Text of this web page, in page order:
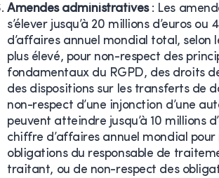
Amendes administratives: Les
s’élever jusqu’à 20 millions d’euros ou
d’affaires annuel mondial total, selon
plus élevé, pour non-respect des
fondamentaux du RGPD, des droits
des dispositions sur les transferts de
non-respect d’une injonction d’une
peuvent atteindre jusqu’à 10 millions
chiffre d’affaires annuel mondial
obligations du responsable de
traitant, ou de non-respect des